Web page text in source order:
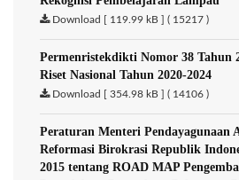
Download [ 119.99 kB ] ( 15217 )
Permenristekdikti Nomor 38 Tahun
Riset Nasional Tahun 2020-2024
Download [ 354.98 kB ] ( 14106 )
Peraturan Menteri Pendayagunaan
Reformasi Birokrasi Republik
2015 tentang ROAD MAP